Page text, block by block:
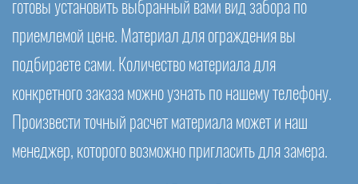
готовы установить выбранный вами вид забора по
приемлемой цене. Материал для ограждения вы
подбираете сами. Количество материала для
конкретного заказа можно узнать по нашему телефону.
Произвести точный расчет материала может и наш
менеджер, которого возможно пригласить для замера.